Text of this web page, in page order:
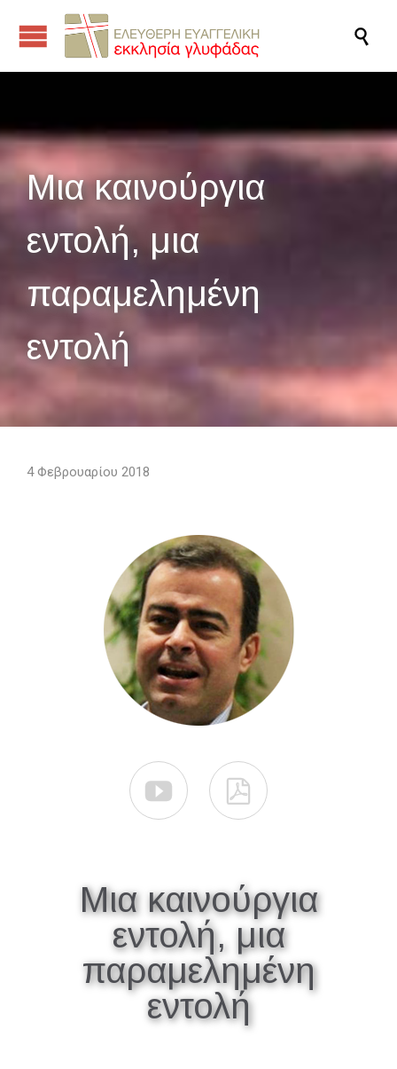

Μια καινούργια
εντολή, μια
παραμελημένη
εντολή
4 Φεβρουαρίου 2018
 
Μια καινούργια
εντολή, μια
παραμελημένη
εντολή